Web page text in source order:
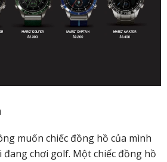
muốn chiếc đồng hồ của mình
đang chơi golf. Một chiếc đồng hồ